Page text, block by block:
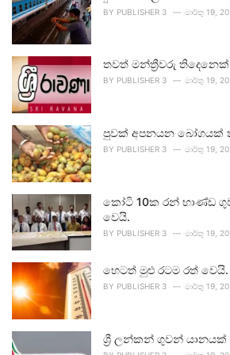
BY PUBLISHER 3 මාර්තු 19,
තවත් මන්ත්‍රීවරු
BY PUBLISHER 3 මාර්තු 19,
පුවක් අපනයන බෝගයක්
BY PUBLISHER 3 මාර්තු 19,
කෝටි 10ක රන් භාණ්ඩ
වෙයි.
BY PUBLISHER 3 මාර්තු 19,
හෙටත් මුළු රටම රත් වෙයි.
BY PUBLISHER 3 මාර්තු 19,
ශ්‍රී ලන්කන් ගුවන්